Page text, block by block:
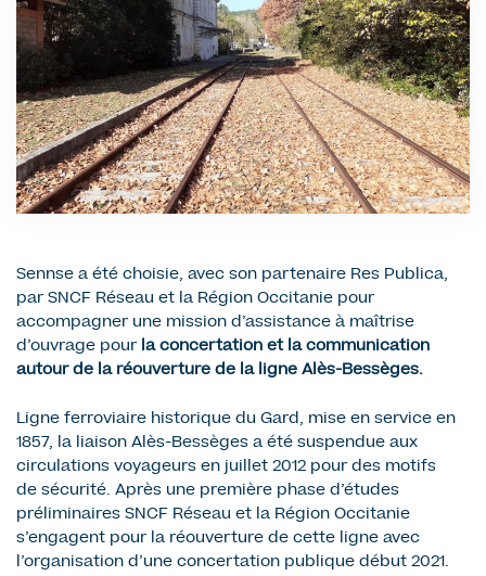
Sennse a été choisie, avec son partenaire Res Publica,
par SNCF Réseau et la Région Occitanie pour
accompagner une mission d’assistance à maîtrise
d’ouvrage pour la concertation et la communication
autour de la réouverture de la ligne Alès-Bessèges.
Ligne ferroviaire historique du Gard, mise en service en
1857, la liaison Alès-Bessèges a été suspendue aux
circulations voyageurs en juillet 2012 pour des motifs
de sécurité. Après une première phase d’études
préliminaires SNCF Réseau et la Région Occitanie
s’engagent pour la réouverture de cette ligne avec
l’organisation d’une concertation publique début 2021.